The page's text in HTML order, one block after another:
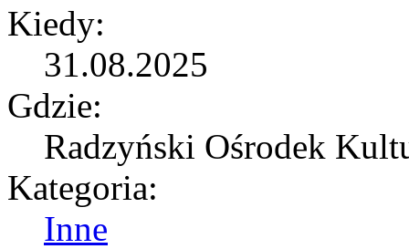
Kiedy:
31.08.2025
Gdzie:
Radzyński Ośrodek
Kategoria:
Inne